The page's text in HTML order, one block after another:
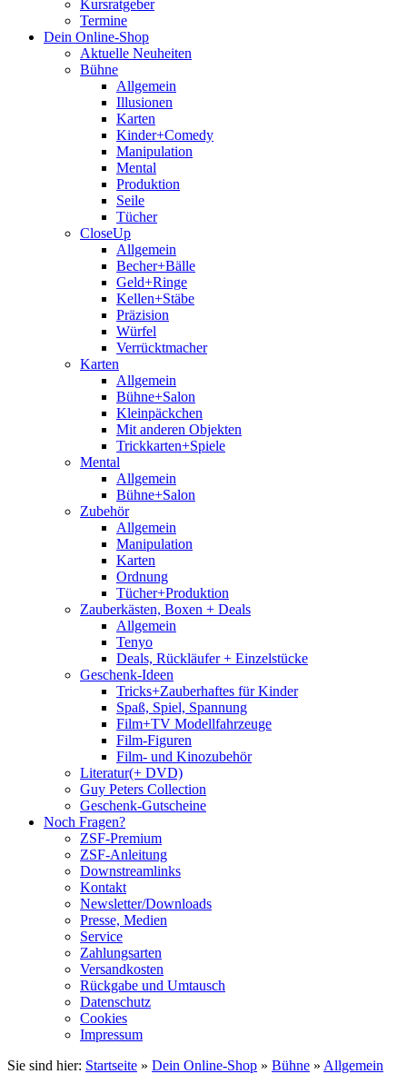
Kursratgeber
Termine
Dein Online-Shop
Aktuelle Neuheiten
Bühne
Allgemein
Illusionen
Karten
Kinder+Comedy
Manipulation
Mental
Produktion
Seile
Tücher
CloseUp
Allgemein
Becher+Bälle
Geld+Ringe
Kellen+Stäbe
Präzision
Würfel
Verrücktmacher
Karten
Allgemein
Bühne+Salon
Kleinpäckchen
Mit anderen Objekten
Trickkarten+Spiele
Mental
Allgemein
Bühne+Salon
Zubehör
Allgemein
Manipulation
Karten
Ordnung
Tücher+Produktion
Zauberkästen, Boxen + Deals
Allgemein
Tenyo
Deals, Rückläufer + Einzelstücke
Geschenk-Ideen
Tricks+Zauberhaftes für Kinder
Spaß, Spiel, Spannung
Film+TV Modellfahrzeuge
Film-Figuren
Film- und Kinozubehör
Literatur(+ DVD)
Guy Peters Collection
Geschenk-Gutscheine
Noch Fragen?
ZSF-Premium
ZSF-Anleitung
Downstreamlinks
Kontakt
Newsletter/Downloads
Presse, Medien
Service
Zahlungsarten
Versandkosten
Rückgabe und Umtausch
Datenschutz
Cookies
Impressum
Sie sind hier: Startseite » Dein Online-Shop » Bühne » Allgemein